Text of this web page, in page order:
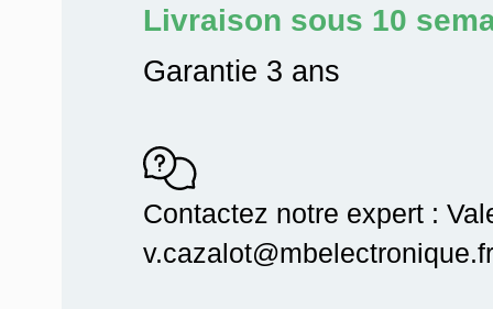
Livraison sous 10
Garantie 3 ans
Contactez notre expert :